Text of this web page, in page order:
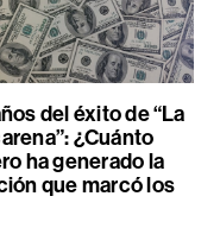
del éxito de “La
¿Cuánto
ha generado la
que marcó los